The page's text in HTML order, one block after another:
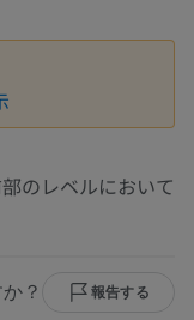
のレベルにおいて
？ 報告する